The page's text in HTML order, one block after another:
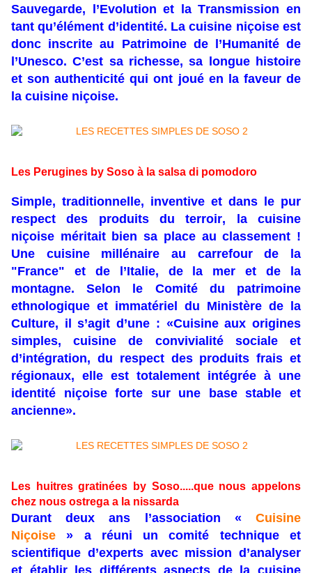
Sauvegarde, l’Evolution et la Transmission en
tant qu’élément d’identité. La cuisine niçoise est
donc inscrite au Patrimoine de l’Humanité de
l’Unesco. C’est sa richesse, sa longue histoire
et son authenticité qui ont joué en la faveur de
la cuisine niçoise.
Les Perugines by Soso à la salsa di pomodoro
Simple, traditionnelle, inventive et dans le pur
respect des produits du terroir, la cuisine
niçoise méritait bien sa place au classement !
Une cuisine millénaire au carrefour de la
"France" et de l’Italie, de la mer et de la
montagne. Selon le Comité du patrimoine
ethnologique et immatériel du Ministère de la
Culture, il s’agit d’une : «Cuisine aux origines
simples, cuisine de convivialité sociale et
d’intégration, du respect des produits frais et
régionaux, elle est totalement intégrée à une
identité niçoise forte sur une base stable et
ancienne».
Les huitres gratinées by Soso.....que nous appelons
chez nous ostrega a la nissarda
Durant deux ans l’association « Cuisine
Niçoise » a réuni un comité technique et
scientifique d’experts avec mission d’analyser